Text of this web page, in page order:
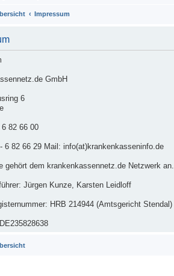
Impressum
GmbH
6
6 82 66 00
6 82 66 29 Mail: info(at)krankenkasseninfo.de
gehört dem krankenkassennetz.de Netzwerk an.
Jürgen Kunze, Karsten Leidloff
HRB 214944 (Amtsgericht Stendal)